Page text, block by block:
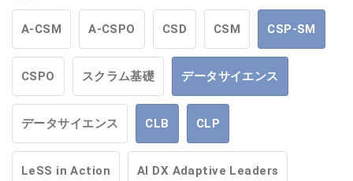
A-CSM A-CSPO CSD CSM CSP-SM
CSPO スクラム基礎 データサイエンス
データサイエンス CLB CLP
LeSS in Action AI DX Adaptive Leaders